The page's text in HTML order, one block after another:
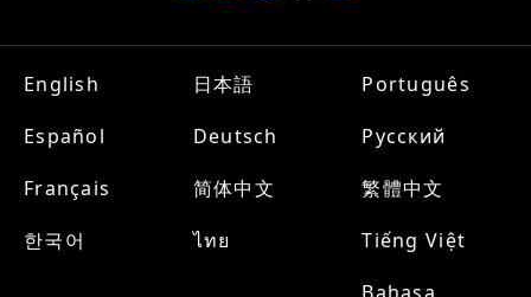
English 日本語
Português
Español
Deutsch
Русский
Français
简体中文
繁體中文
한국어
ไทย Tiếng Việt